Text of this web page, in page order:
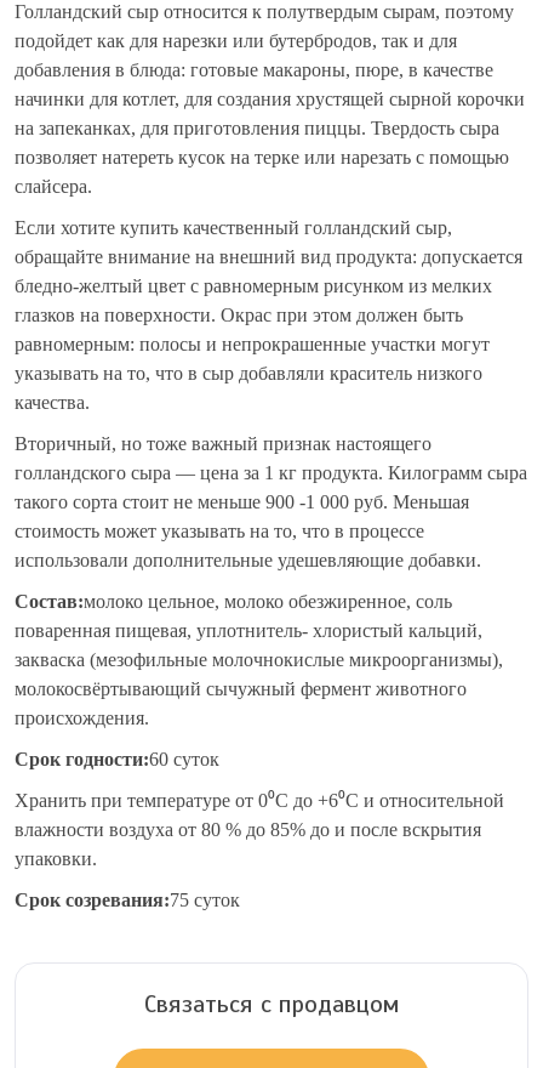
Голландский сыр относится к полутвердым сырам, поэтому
подойдет как для нарезки или бутербродов, так и для
добавления в блюда: готовые макароны, пюре, в качестве
начинки для котлет, для создания хрустящей сырной корочки
на запеканках, для приготовления пиццы. Твердость сыра
позволяет натереть кусок на терке или нарезать с помощью
слайсера.
Если хотите купить качественный голландский сыр,
обращайте внимание на внешний вид продукта: допускается
бледно-желтый цвет с равномерным рисунком из мелких
глазков на поверхности. Окрас при этом должен быть
равномерным: полосы и непрокрашенные участки могут
указывать на то, что в сыр добавляли краситель низкого
качества.
Вторичный, но тоже важный признак настоящего
голландского сыра — цена за 1 кг продукта. Килограмм сыра
такого сорта стоит не меньше 900 -1 000 руб. Меньшая
стоимость может указывать на то, что в процессе
использовали дополнительные удешевляющие добавки.
Состав:молоко цельное, молоко обезжиренное, соль
поваренная пищевая, уплотнитель- хлористый кальций,
закваска (мезофильные молочнокислые микроорганизмы),
молокосвёртывающий сычужный фермент животного
происхождения.
Срок годности:60 суток
Хранить при температуре от 0⁰С до +6⁰С и относительной
влажности воздуха от 80 % до 85% до и после вскрытия
упаковки.
Срок созревания:75 суток
Связаться с продавцом